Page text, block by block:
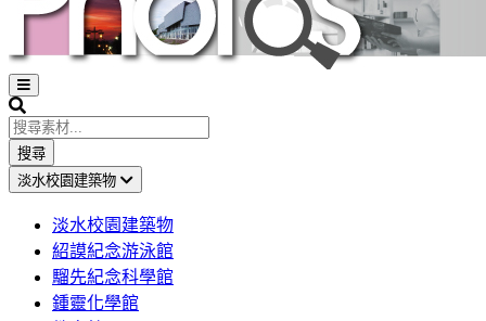
Open
sidebar
Search
搜尋
淡水校園建築物
淡水校園建築物
紹謨紀念游泳館
騮先紀念科學館
鍾靈化學館